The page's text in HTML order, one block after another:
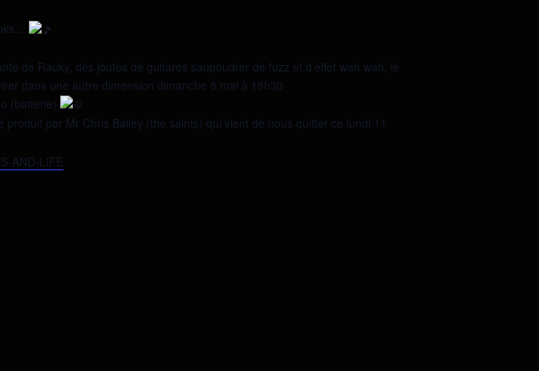
de Rauky, des joutes de guitares saupoudrer de fuzz et d’effet wah wah, le
dans une autre dimension dimanche 8 mai à 18h30
(batterie)
par Mr Chris Bailey (the saints) qui vient de nous quitter ce lundi 11
AND-LIFE